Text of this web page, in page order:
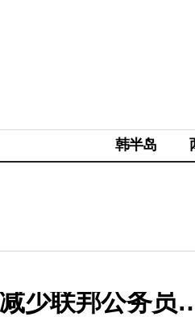
韩半岛
少联邦公务员